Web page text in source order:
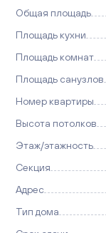
Общая площадь
Площадь кухни
Площадь комнат
Площадь санузлов
Номер квартиры
Высота потолков
Этаж/этажность
Секция
Адрес
Тип дома